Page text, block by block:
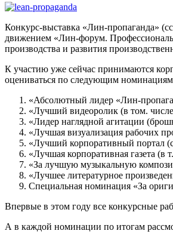
Конкурс-выставка «Лин-пропаганда»
движением «Лин-форум. Профессионалы
производства и развития
К участию уже сейчас принимаются
оцениваться по следующим
«Абсолютный лидер «Лин-
«Лучший видеоролик (в том.
«Лидер наглядной агитации
«Лучшая визуализация рабочих
«Лучший корпоративный портал
«Лучшая корпоративная газета (в
«За лучшую музыкальную
«Лучшее литературное
Специальная номинация «За
Впервые в этом году все конкурсные
А в каждой номинации по итогам